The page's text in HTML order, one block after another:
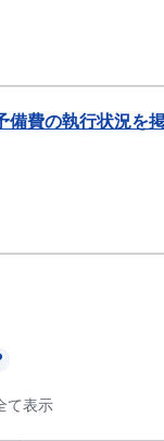
費の執行状況を
て表示